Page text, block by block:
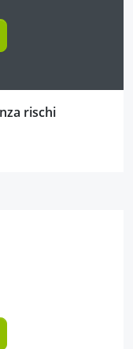
rischi